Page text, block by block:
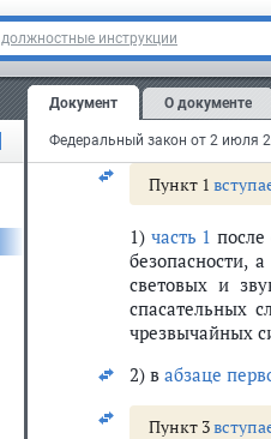
должностные инструкции
Документ О документе
Статья 1
Внести в
деятельности
Федерации"
2016, N 1, ст.
Пункт 1
1) часть 1
безопасности,
световых и
спасательных
чрезвычайных
2) в абзаце
Пункт 3